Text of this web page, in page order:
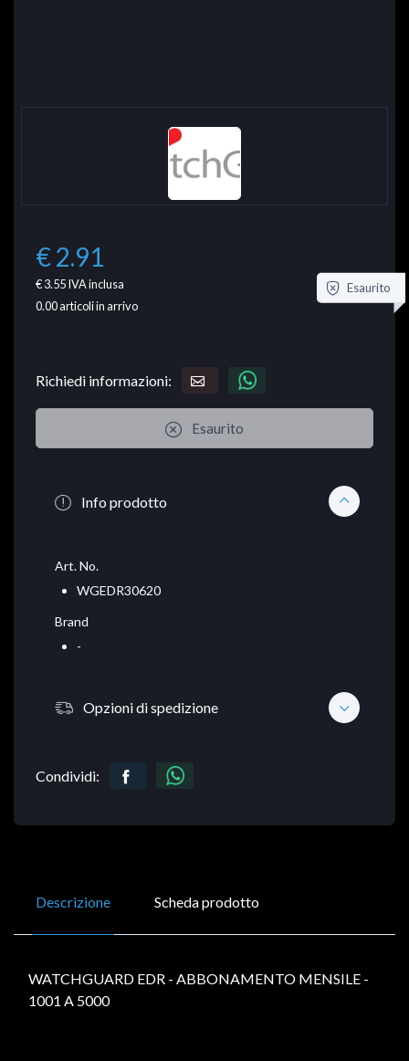
€ 2.91
€ 3.55IVA inclusa
0.00articoli in arrivo
Esaurito
Richiedi informazioni:
Esaurito
Info prodotto
Art. No.
WGEDR30620
Brand
-
Opzioni di spedizione
Condividi:
Descrizione Scheda prodotto
WATCHGUARD EDR - ABBONAMENTO MENSILE -
1001 A 5000